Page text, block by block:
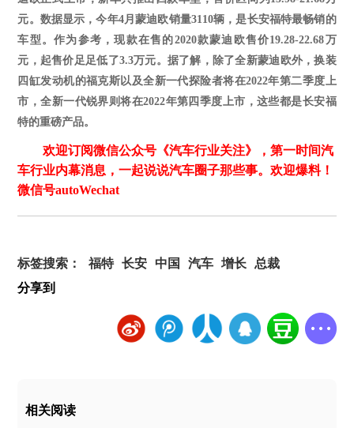
元。数据显示，今年4月蒙迪欧销量3110辆，是长安福特最畅销的
车型。作为参考，现款在售的2020款蒙迪欧售价19.28-22.68万
元，起售价足足低了3.3万元。据了解，除了全新蒙迪欧外，换装
四缸发动机的福克斯以及全新一代探险者将在2022年第二季度上
市，全新一代锐界则将在2022年第四季度上市，这些都是长安福
特的重磅产品。
欢迎订阅微信公众号《汽车行业关注》，第一时间汽
车行业内幕消息，一起说说汽车圈子那些事。欢迎爆料！
微信号autoWechat
标签搜索： 福特 长安 中国 汽车 增长
总裁
分享到
相关阅读